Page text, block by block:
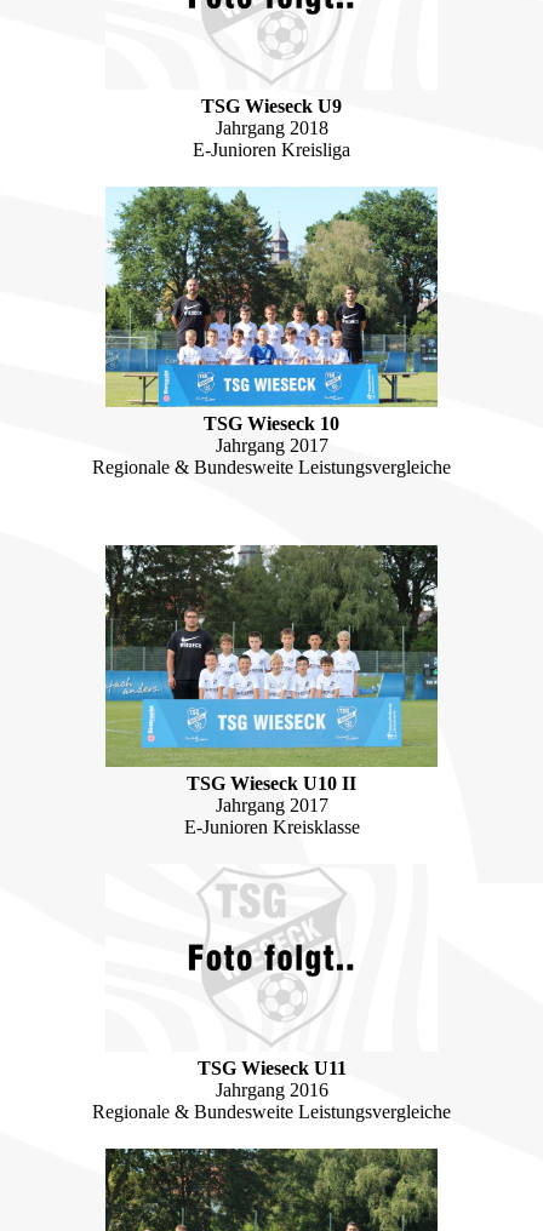
TSG Wieseck U9
Jahrgang 2018
E-Junioren Kreisliga
TSG Wieseck 10
Jahrgang 2017
Regionale & Bundesweite Leistungsvergleiche
TSG Wieseck U10 II
Jahrgang 2017
E-Junioren Kreisklasse
TSG Wieseck U11
Jahrgang 2016
Regionale & Bundesweite Leistungsvergleiche